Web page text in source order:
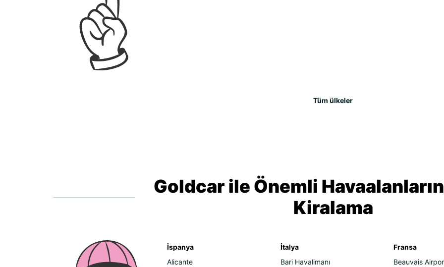
Tüm ülkeler
Goldcar ile Önemli
Kiralama
İspanya
Alicante
İtalya
Bari Havalimanı
Fransa
Beauvais